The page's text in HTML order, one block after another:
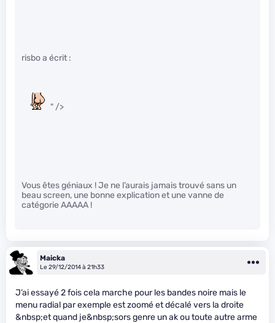
risbo a écrit :
" />
Vous êtes géniaux ! Je ne l’aurais jamais trouvé sans un
beau screen, une bonne explication et une vanne de
catégorie AAAAA !
Maicka
Le 29/12/2014 à 21h33
J’ai essayé 2 fois cela marche pour les bandes noire mais le
menu radial par exemple est zoomé et décalé vers la droite
&nbsp;et quand je&nbsp;sors genre un ak ou toute autre arme